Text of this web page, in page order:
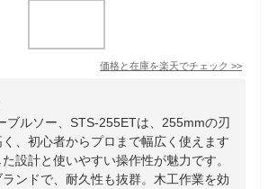
価格と在庫を楽天でチェック >>
ブルソー、STS-255ETは、255mmの刃
、初心者からプロまで幅広く使えます
設計と使いやすい操作性が魅力です。
ンドで、耐久性も抜群。木工作業を効